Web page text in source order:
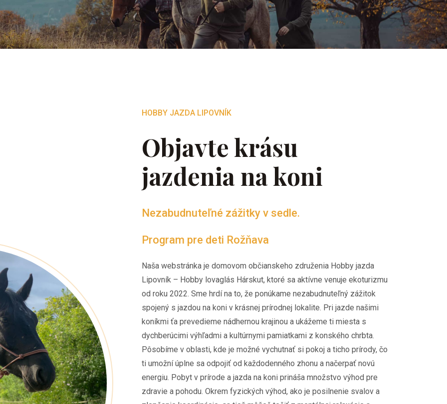
HOBBY JAZDA LIPOVNÍK
Objavte krásu
jazdenia na koni
Nezabudnuteľné zážitky v sedle.
Program pre deti Rožňava
Naša webstránka je domovom občianskeho združenia Hobby jazda
Lipovník – Hobby lovaglás Hárskut, ktoré sa aktívne venuje ekoturizmu
od roku 2022. Sme hrdí na to, že ponúkame nezabudnuteľný zážitok
spojený s jazdou na koni v krásnej prírodnej lokalite. Pri jazde našimi
koníkmi ťa prevedieme nádhernou krajinou a ukážeme ti miesta s
dychberúcimi výhľadmi a kultúrnymi pamiatkami z konského chrbta.
Pôsobíme v oblasti, kde je možné vychutnať si pokoj a ticho prírody, čo
ti umožní úplne sa odpojiť od každodenného zhonu a načerpať novú
energiu. Pobyt v prírode a jazda na koni prináša množstvo výhod pre
zdravie a pohodu. Okrem fyzických výhod, ako je posilnenie svalov a